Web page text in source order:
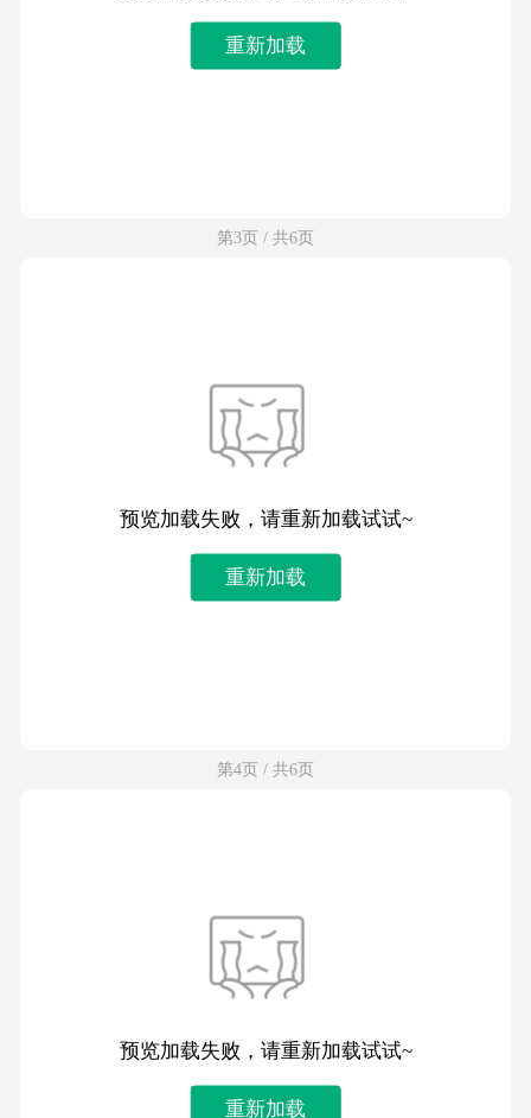
重新加载
第3页 / 共6页
预览加载失败，请重新加载试试~
重新加载
第4页 / 共6页
预览加载失败，请重新加载试试~
重新加载